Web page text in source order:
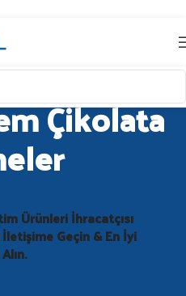
Çikolata
Ürünleri İhracatçısı
Geçin & En İyi